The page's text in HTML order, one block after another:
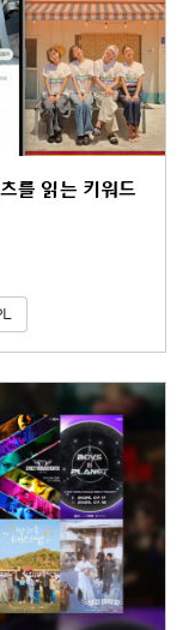
를 읽는 키워드